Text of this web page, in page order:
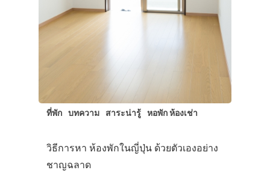
ที่พัก บทความ สาระน่ารู้ หอพัก ห้องเช่า
วิธีการหา ห้องพักในญี่ปุ่น ด้วยตัวเองอย่าง
ชาญฉลาด